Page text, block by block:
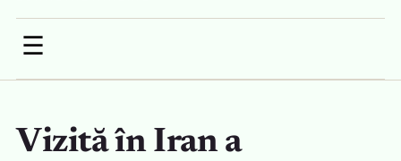
☰
Vizită în Iran a